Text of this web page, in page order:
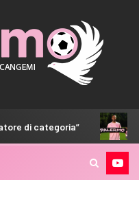
Hernani: “Non